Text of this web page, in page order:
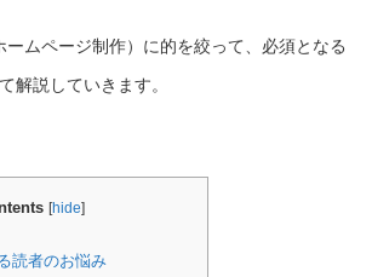
ムページ制作）に的を絞って、必須となる
解説していきます。
[hide]
読者のお悩み